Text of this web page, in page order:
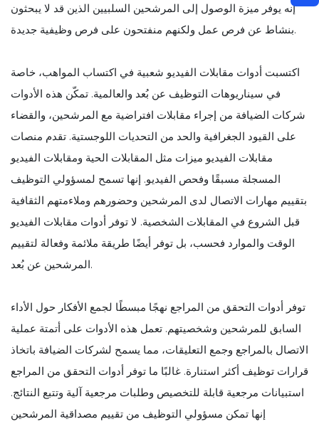
إنه يوفر ميزة الوصول إلى المرشحين السلبيين الذين قد لا يبحثون
بنشاط عن فرص عمل ولكنهم منفتحون على فرص وظيفية جديدة.
اكتسبت أدوات مقابلات الفيديو شعبية في اكتساب المواهب، خاصة
في سيناريوهات التوظيف عن بُعد والعالمية. تمكّن هذه الأدوات
شركات الضيافة من إجراء مقابلات افتراضية مع المرشحين، والقضاء
على القيود الجغرافية والحد من التحديات اللوجستية. تقدم منصات
مقابلات الفيديو ميزات مثل المقابلات الحية ومقابلات الفيديو
المسجلة مسبقًا وفحص الفيديو. إنها تسمح لمسؤولي التوظيف
بتقييم مهارات الاتصال لدى المرشحين وحضورهم وملاءمتهم الثقافية
قبل الشروع في المقابلات الشخصية. لا توفر أدوات مقابلات الفيديو
الوقت والموارد فحسب، بل توفر أيضًا طريقة ملائمة وفعالة لتقييم
المرشحين عن بُعد.
توفر أدوات التحقق من المراجع نهجًا مبسطًا لجمع الأفكار حول الأداء
السابق للمرشحين وشخصيتهم. تعمل هذه الأدوات على أتمتة عملية
الاتصال بالمراجع وجمع التعليقات، مما يسمح لشركات الضيافة باتخاذ
قرارات توظيف أكثر استنارة. غالبًا ما توفر أدوات التحقق من المراجع
استبيانات مرجعية قابلة للتخصيص وطلبات مرجعية آلية وتتبع النتائج.
إنها تمكن مسؤولي التوظيف من تقييم مصداقية المرشحين